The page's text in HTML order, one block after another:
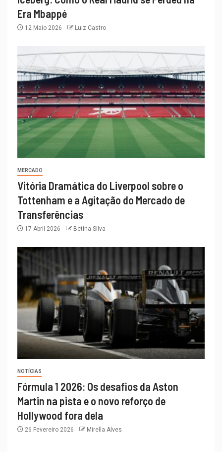
Era Mbappé
12 Maio 2026 Luiz Castro
MERCADO
Vitória Dramática do Liverpool sobre o
Tottenham e a Agitação do Mercado de
Transferências
17 Abril 2026 Betina Silva
NOTÍCIAS
Fórmula 1 2026: Os desafios da Aston
Martin na pista e o novo reforço de
Hollywood fora dela
26 Fevereiro 2026 Mirella Alves